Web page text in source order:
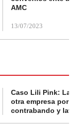
AMC
13/07/2023
Caso Lili Pink: La
otra empresa por
contrabando y